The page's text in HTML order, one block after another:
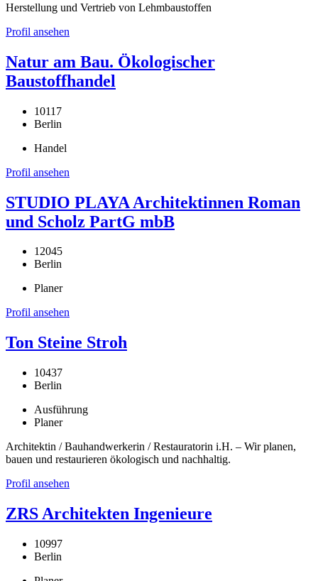
Herstellung und Vertrieb von Lehmbaustoffen
Profil ansehen
Natur am Bau. Ökologischer
Baustoffhandel
10117
Berlin
Handel
Profil ansehen
STUDIO PLAYA Architektinnen Roman
und Scholz PartG mbB
12045
Berlin
Planer
Profil ansehen
Ton Steine Stroh
10437
Berlin
Ausführung
Planer
Architektin / Bauhandwerkerin / Restauratorin i.H. – Wir planen,
bauen und restaurieren ökologisch und nachhaltig.
Profil ansehen
ZRS Architekten Ingenieure
10997
Berlin